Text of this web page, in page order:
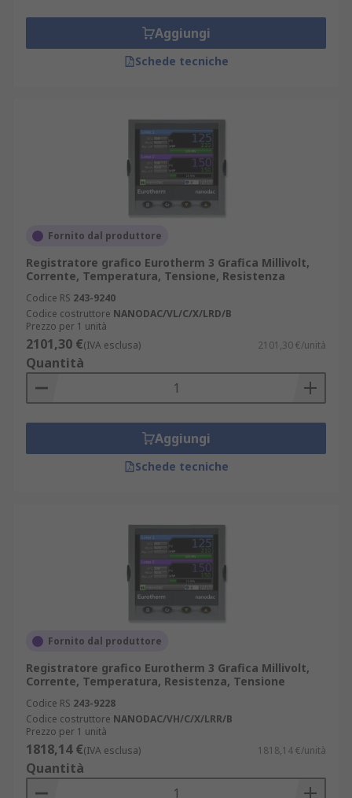
Aggiungi
Schede tecniche
Fornito dal produttore
Registratore grafico Eurotherm 3 Grafica Millivolt,
Corrente, Temperatura, Tensione, Resistenza
Codice RS 243-9240
Codice costruttore NANODAC/VL/C/X/LRD/B
Prezzo per 1 unità
2101,30 €(IVA esclusa) 2101,30 €/unità
Quantità
Aggiungi
Schede tecniche
Fornito dal produttore
Registratore grafico Eurotherm 3 Grafica Millivolt,
Corrente, Temperatura, Resistenza, Tensione
Codice RS 243-9228
Codice costruttore NANODAC/VH/C/X/LRR/B
Prezzo per 1 unità
1818,14 €(IVA esclusa) 1818,14 €/unità
Quantità